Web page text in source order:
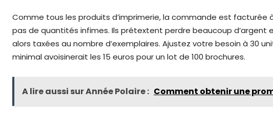
Comme tous les produits d’imprimerie, la commande est facturée
pas de quantités infimes. Ils prétextent perdre beaucoup d’argent
alors taxées au nombre d’exemplaires. Ajustez votre besoin à 30
minimal avoisinerait les 15 euros pour un lot de 100 brochures.
A lire aussi sur Année Polaire : Comment obtenir une